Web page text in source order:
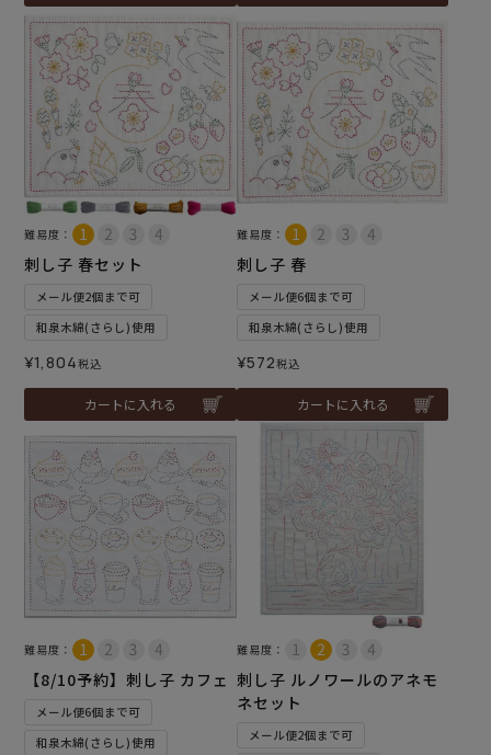
難易度：
刺し子 春セット
メール便2個まで可
和泉木綿(さらし)使用
¥1,804税込
カートに入れる
難易度：
刺し子 春
メール便6個まで可
和泉木綿(さらし)使用
¥572税込
カートに入れる
難易度：
【8/10予約】刺し子 カフェ
メール便6個まで可
和泉木綿(さらし)使用
難易度：
刺し子 ルノワールのアネモ
ネセット
メール便2個まで可